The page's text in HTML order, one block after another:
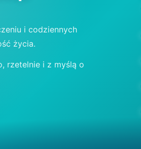
i codziennych
życia.
rzetelnie i z myślą o